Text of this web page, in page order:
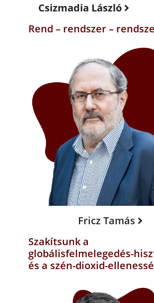
Csizmadia László
Rend – rendszer –
Fricz Tamás
Szakítsunk a
globálisfelmelegedés-
és a szén-dioxid-